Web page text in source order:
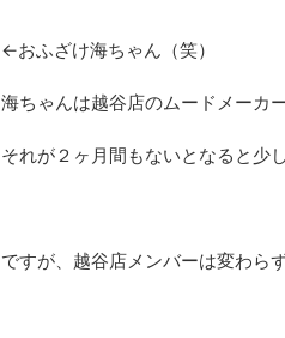
←おふざけ海ちゃん（笑）
海ちゃんは越谷店のムードメーカ
それが２ヶ月間もないとなると少
ですが、越谷店メンバーは変わら